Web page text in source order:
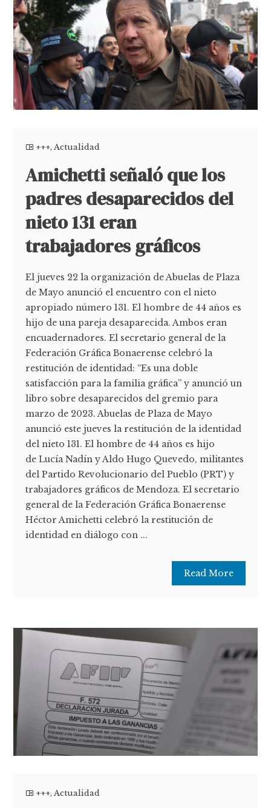
+++,Actualidad
Amichetti señaló que los
padres desaparecidos del
nieto 131 eran
trabajadores gráficos
El jueves 22 la organización de Abuelas de Plaza
de Mayo anunció el encuentro con el nieto
apropiado número 131. El hombre de 44 años es
hijo de una pareja desaparecida. Ambos eran
encuadernadores. El secretario general de la
Federación Gráfica Bonaerense celebró la
restitución de identidad: “Es una doble
satisfacción para la familia gráfica” y anunció un
libro sobre desaparecidos del gremio para
marzo de 2023. Abuelas de Plaza de Mayo
anunció este jueves la restitución de la identidad
del nieto 131. El hombre de 44 años es hijo
de Lucía Nadín y Aldo Hugo Quevedo, militantes
del Partido Revolucionario del Pueblo (PRT) y
trabajadores gráficos de Mendoza. El secretario
general de la Federación Gráfica Bonaerense
Héctor Amichetti celebró la restitución de
identidad en diálogo con ...
Read More
+++,Actualidad